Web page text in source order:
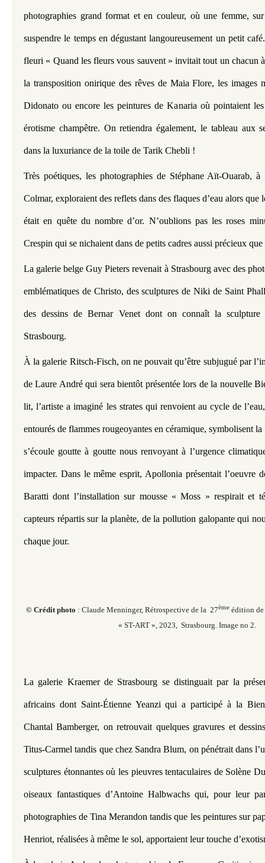
photographies grand format et en couleur, où une femme, sur
suspendre le temps en dégustant langoureusement un petit
fleuri « Quand les fleurs vous sauvent » invitait tout un chacun
la transposition onirique des rêves de Maia Flore, les images
Didonato ou encore les peintures de Kanaria où pointaient
érotisme champêtre. On retiendra également, le tableau aux
dans la luxuriance de la toile de Tarik Chebli !
Très poétiques, les photographies de Stéphane Aït-Ouarab,
Colmar, exploraient des reflets dans des flaques d’eau alors
était en quête du nombre d’or. N’oublions pas les roses
Crespin qui se nichaient dans de petits cadres aussi précieux
La galerie belge Guy Pieters revenait à Strasbourg avec des
emblématiques de Christo, des sculptures de Niki de Saint
des dessins de Bernar Venet dont on connaît la
Strasbourg.
À la galerie Ritsch-Fisch, on ne pouvait qu’être subjugué par
de Laure André qui sera bientôt présentée lors de la nouvelle
lit, l’artiste a imaginé les strates qui renvoient au cycle de
entourés de flammes rougeoyantes en céramique, symbolisent la
s’écoule goutte à goutte nous renvoyant à l’urgence
impacter. Dans le même esprit, Apollonia présentait l’oeuvre
Baratti dont l’installation sur mousse « Moss » respirait et
capteurs répartis sur la planète, de la pollution galopante qui
chaque jour.
© Crédit photo : Claude Menninger, Rétrospective de la 27ème édition
« ST-ART », 2023, Strasbourg. Image no 2.
La galerie Kraemer de Strasbourg se distinguait par la
africains dont Saint-Étienne Yeanzi qui a participé à la
Chantal Bamberger, on retrouvait quelques gravures et
Titus-Carmel tandis que chez Sandra Blum, on pénétrait dans
sculptures étonnantes où les pieuvres tentaculaires de Solène
oiseaux fantastiques d’Antoine Halbwachs qui, pour leur
photographies de Tina Merandon tandis que les peintures sur
Henriot, réalisées à même le sol, apportaient leur touche